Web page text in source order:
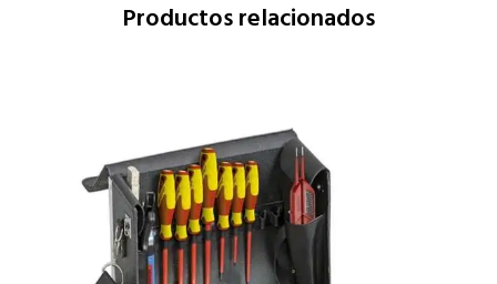
Productos relacionados